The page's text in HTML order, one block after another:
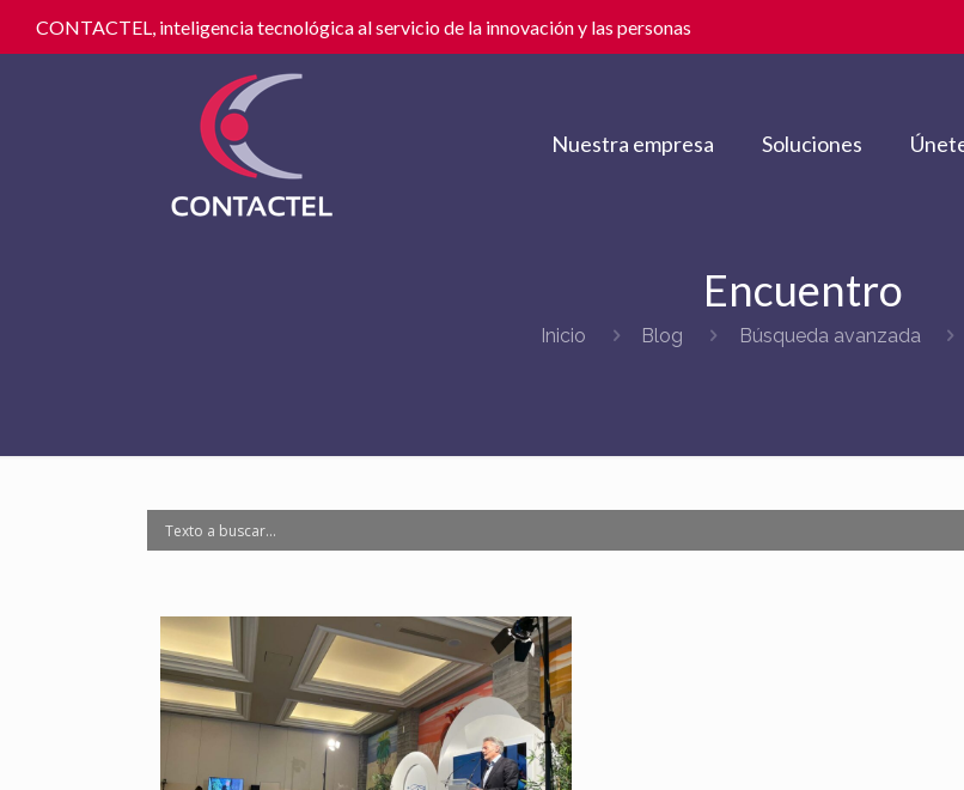
CONTACTEL, inteligencia tecnológica al servicio de la innovación y las personas
Nuestra empresa Soluciones
Encuentro
Inicio Blog Búsqueda avanzada